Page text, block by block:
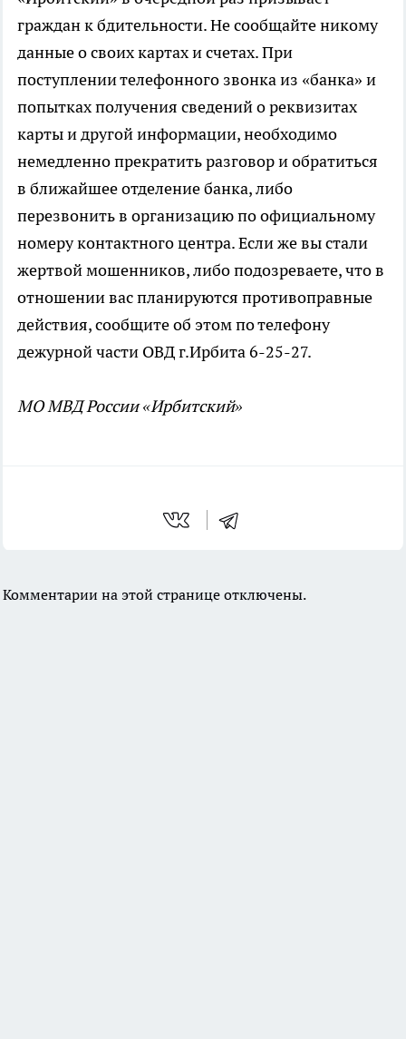
граждан к бдительности. Не сообщайте никому
данные о своих картах и счетах. При
поступлении телефонного звонка из «банка» и
попытках получения сведений о реквизитах
карты и другой информации, необходимо
немедленно прекратить разговор и обратиться
в ближайшее отделение банка, либо
перезвонить в организацию по официальному
номеру контактного центра. Если же вы стали
жертвой мошенников, либо подозреваете, что в
отношении вас планируются противоправные
действия, сообщите об этом по телефону
дежурной части ОВД г.Ирбита 6-25-27.
МО МВД России «Ирбитский»
Комментарии на этой странице отключены.